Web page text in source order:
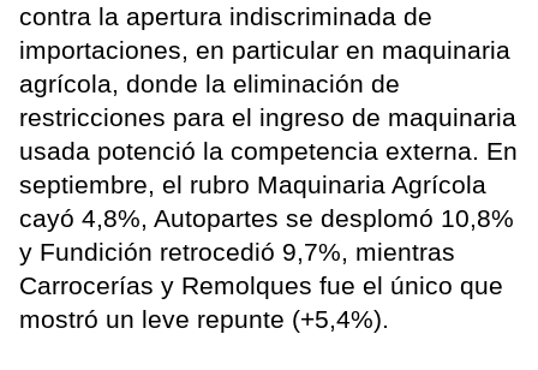
contra la apertura indiscriminada de
importaciones, en particular en maquinaria
agrícola, donde la eliminación de
restricciones para el ingreso de maquinaria
usada potenció la competencia externa. En
septiembre, el rubro Maquinaria Agrícola
cayó 4,8%, Autopartes se desplomó 10,8%
y Fundición retrocedió 9,7%, mientras
Carrocerías y Remolques fue el único que
mostró un leve repunte (+5,4%).